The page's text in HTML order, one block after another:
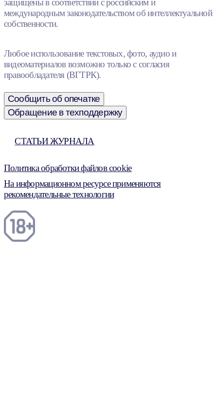
защищены в соответствии с российским и
международным законодательством об интеллектуальной
собственности.
Любое использование текстовых, фото, аудио и
видеоматериалов возможно только с согласия
правообладателя (ВГТРК).
Сообщить об опечатке
Обращение в техподдержку
СТАТЬИ ЖУРНАЛА
Политика обработки файлов cookie
На информационном ресурсе применяются
рекомендательные технологии